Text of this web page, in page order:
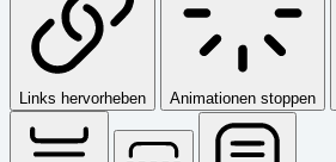
Links hervorheben Animationen stoppen